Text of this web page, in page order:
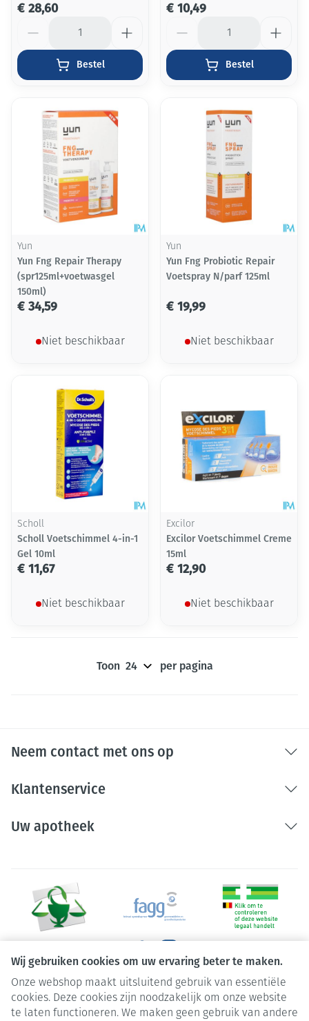
Wij gebruiken cookies om uw ervaring beter te maken.
Onze webshop maakt uitsluitend gebruik van essentiële
cookies. Deze cookies zijn noodzakelijk om onze website
te laten functioneren. We maken geen gebruik van andere
€ 28,60
Bestel
€ 10,49
Bestel
Yun
Yun Fng Repair Therapy
(spr125ml+voetwasgel
150ml)
€ 34,59
Niet beschikbaar
Yun
Yun Fng Probiotic Repair
Voetspray N/parf 125ml
€ 19,99
Niet beschikbaar
Scholl
Scholl Voetschimmel 4-in-1
Gel 10ml
€ 11,67
Niet beschikbaar
Excilor
Excilor Voetschimmel Creme
15ml
€ 12,90
Niet beschikbaar
Toon per pagina
Neem contact met ons op
Klantenservice
Uw apotheek
Juridische links